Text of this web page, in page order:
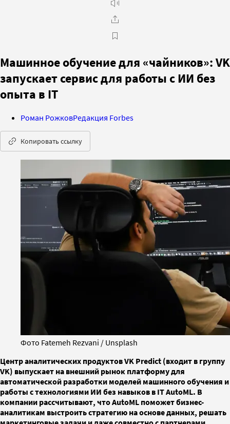
Машинное обучение для «чайников»: VK
запускает сервис для работы с ИИ без
опыта в IT
Роман РожковРедакция Forbes
Копировать ссылку
Фото Fatemeh Rezvani / Unsplash
Центр аналитических продуктов VK Predict (входит в группу
VK) выпускает на внешний рынок платформу для
автоматической разработки моделей машинного обучения и
работы с технологиями ИИ без навыков в IT AutoML. В
компании рассчитывают, что AutoML поможет бизнес-
аналитикам выстроить стратегию на основе данных, решать